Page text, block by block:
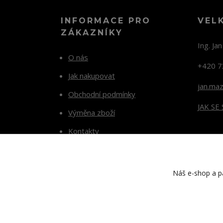
INFORMACE PRO
ZÁKAZNÍKY
O nás
Jak nakupovat
Obchodní podmínky
Výměna zboží
Kontakty
Ing.
+420
JAK
Náš e-shop a